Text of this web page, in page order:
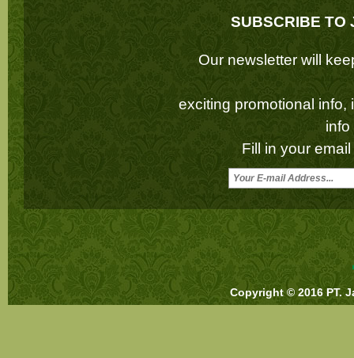
SUBSCRIBE TO
Our newsletter will
exciting promotional info,
info
Fill in your
Copyright © 2016 PT.